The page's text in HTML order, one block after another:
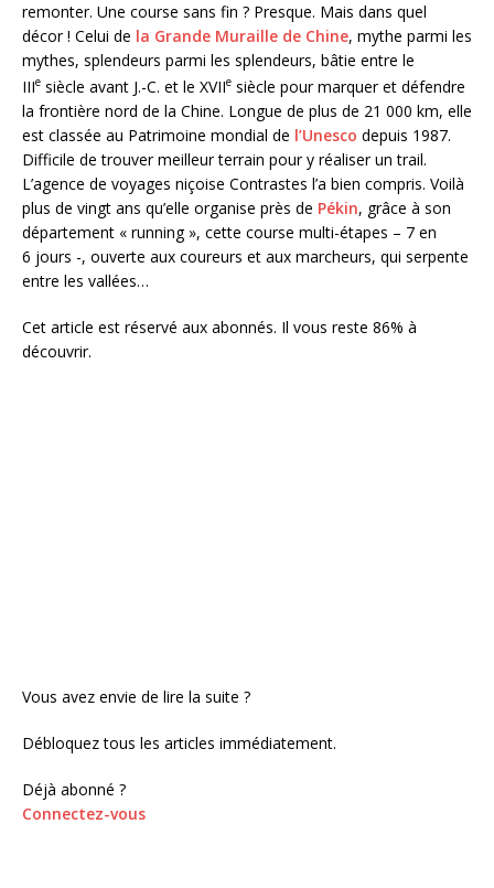
remonter. Une course sans fin ? Presque. Mais dans quel
décor ! Celui de la Grande Muraille de Chine, mythe parmi les
mythes, splendeurs parmi les splendeurs, bâtie entre le
IIIe siècle avant J.-C. et le XVIIe siècle pour marquer et défendre
la frontière nord de la Chine. Longue de plus de 21 000 km, elle
est classée au Patrimoine mondial de l’Unesco depuis 1987.
Difficile de trouver meilleur terrain pour y réaliser un trail.
L’agence de voyages niçoise Contrastes l’a bien compris. Voilà
plus de vingt ans qu’elle organise près de Pékin, grâce à son
département « running », cette course multi-étapes – 7 en
6 jours -, ouverte aux coureurs et aux marcheurs, qui serpente
entre les vallées…
Cet article est réservé aux abonnés. Il vous reste 86% à
découvrir.
Vous avez envie de lire la suite ?
Débloquez tous les articles immédiatement.
Déjà abonné ?
Connectez-vous